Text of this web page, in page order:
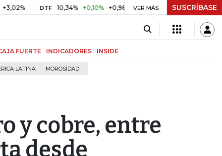
DTF 10,34% +0,10% +0,98% UVR $ 416,86 +$ 0,05 +0,01%
VER MÁS SUSCRÍBASE
FUERTE INDICADORES INSIDE
LATINA MOROSIDAD
y cobre, entre
desde